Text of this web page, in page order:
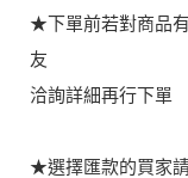
★下單前若對商品
友
洽詢詳細再行下單
★選擇匯款的買家